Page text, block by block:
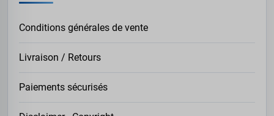
Conditions générales de vente
Livraison / Retours
Paiements sécurisés